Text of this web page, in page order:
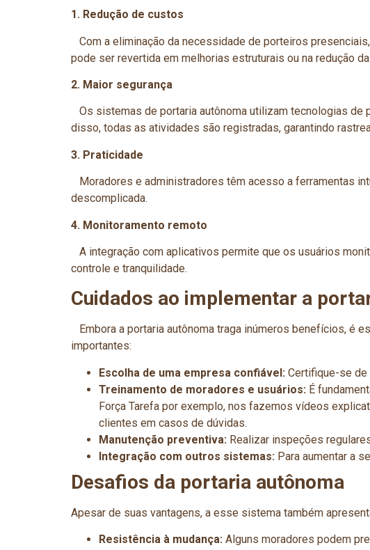
1. Redução de custos
Com a eliminação da necessidade de porteiros
pode ser revertida em melhorias estruturais ou na redução
2. Maior segurança
Os sistemas de portaria autônoma utilizam tecnologias de
disso, todas as atividades são registradas, garantindo
3. Praticidade
Moradores e administradores têm acesso a ferramentas
descomplicada.
4. Monitoramento remoto
A integração com aplicativos permite que os usuários
controle e tranquilidade.
Cuidados ao implementar a
Embora a portaria autônoma traga inúmeros benefícios, é
importantes:
Escolha de uma empresa confiável: Certifique-se de
Treinamento de moradores e usuários: É
Força Tarefa por exemplo, nos fazemos vídeos
clientes em casos de dúvidas.
Manutenção preventiva: Realizar inspeções
Integração com outros sistemas: Para aumentar a
Desafios da portaria autônoma
Apesar de suas vantagens, a esse sistema também
Resistência à mudança: Alguns moradores podem